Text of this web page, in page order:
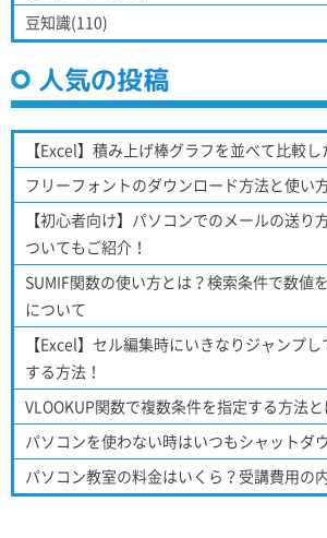
豆知識(110)
人気の投稿
【Excel】積み上げ棒グラフを並べて比較
フリーフォントのダウンロード方法と使い
【初心者向け】パソコンでのメールの送り
ついてもご紹介！
SUMIF関数の使い方とは？検索条件で数値
について
【Excel】セル編集時にいきなりジャンプ
する方法！
VLOOKUP関数で複数条件を指定する方法と
パソコンを使わない時はいつもシャットダ
パソコン教室の料金はいくら？受講費用の